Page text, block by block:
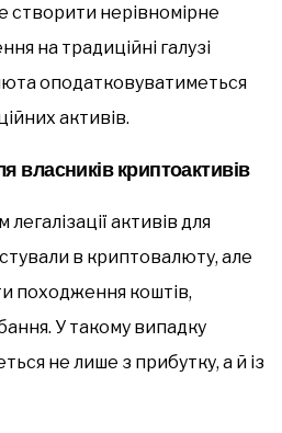
створити нерівномірне
на традиційні галузі
оподатковуватиметься
активів.
власників криптоактивів
активів для
в криптовалюту, але
походження коштів,
У такому випадку
не лише з прибутку, а й із